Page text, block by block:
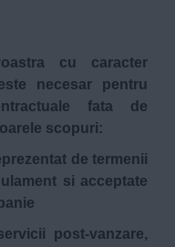
cu caracter
necesar pentru
fata de
scopuri:
de termenii
si acceptate
post-vanzare,